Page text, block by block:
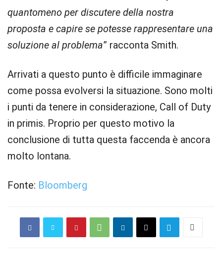
quantomeno per discutere della nostra
proposta e capire se potesse rappresentare una
soluzione al problema” racconta Smith.
Arrivati a questo punto è difficile immaginare
come possa evolversi la situazione. Sono molti
i punti da tenere in considerazione, Call of Duty
in primis. Proprio per questo motivo la
conclusione di tutta questa faccenda è ancora
molto lontana.
Fonte: Bloomberg